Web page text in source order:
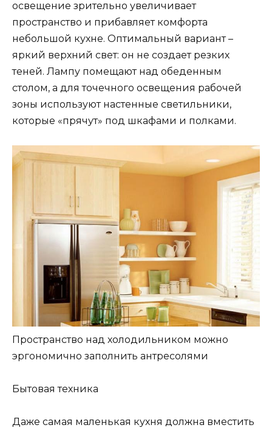
освещение зрительно увеличивает
пространство и прибавляет комфорта
небольшой кухне. Оптимальный вариант –
яркий верхний свет: он не создает резких
теней. Лампу помещают над обеденным
столом, а для точечного освещения рабочей
зоны используют настенные светильники,
которые «прячут» под шкафами и полками.
Пространство над холодильником можно
эргономично заполнить антресолями
Бытовая техника
Даже самая маленькая кухня должна вместить